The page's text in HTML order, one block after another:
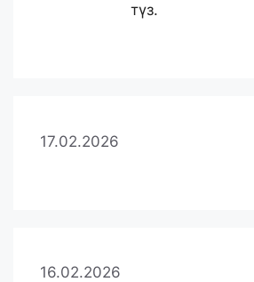
түз.
17.02.2026
16.02.2026